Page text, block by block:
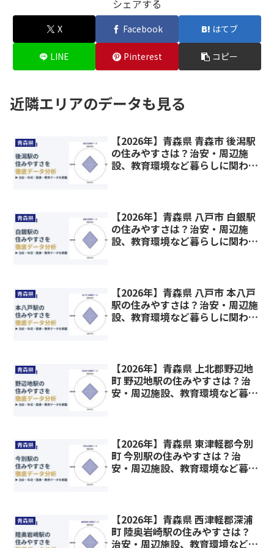
シェアする
X Facebook はてブ
LINE Pinterest コピー
近隣エリアのデータも見る
青森県
【2026年】青森県 青森市 後潟駅
の住みやすさは？治安・周辺施
設、教育環境など暮らしに関わる
青森県
【2026年】青森県 八戸市 白銀駅
の住みやすさは？治安・周辺施
設、教育環境など暮らしに関わる
青森県
【2026年】青森県 八戸市 本八戸
駅の住みやすさは？治安・周辺施
設、教育環境など暮らしに関わる
青森県
【2026年】青森県 上北郡野辺地
町 野辺地駅の住みやすさは？治
安・周辺施設、教育環境など暮ら
青森県
【2026年】青森県 東津軽郡今別
町 今別駅の住みやすさは？治
安・周辺施設、教育環境など暮ら
青森県
【2026年】青森県 西津軽郡深浦
町 陸奥岩崎駅の住みやすさは？
治安・周辺施設、教育環境など暮